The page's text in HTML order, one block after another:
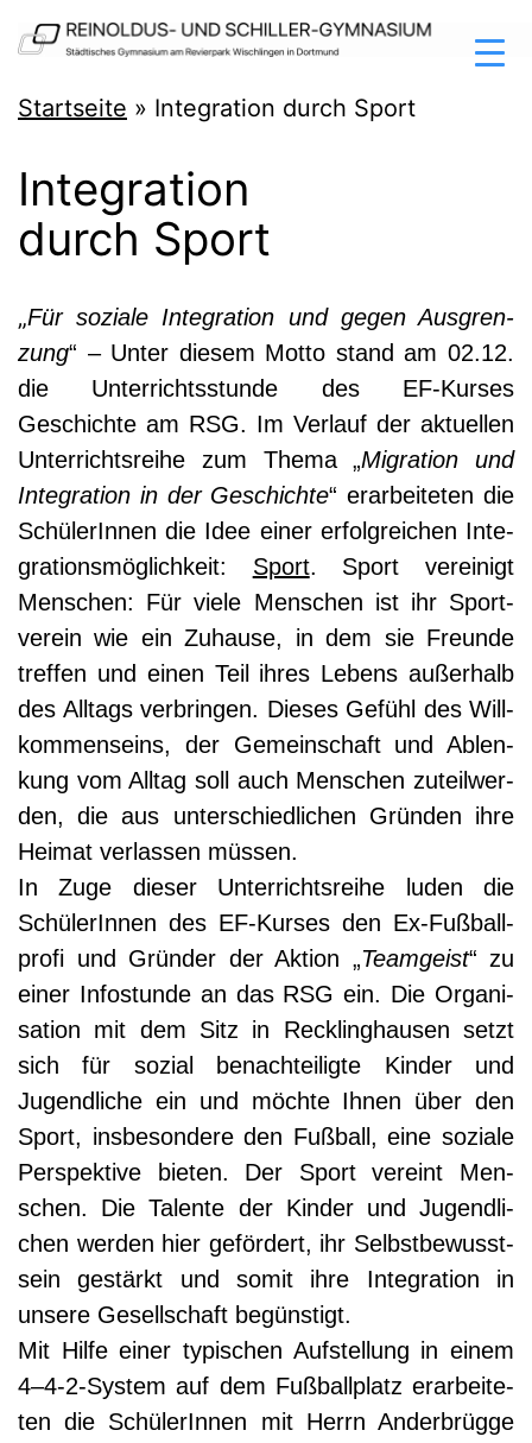
Zum
Inhalt
springen
Reinoldus-
Schiller-
Gymnasium
Startseite » Integration durch Sport
Integration
durch Sport
„Für sozia­le Inte­gra­ti­on und gegen Aus­gren­
zung“ – Unter die­sem Mot­to stand am 02.12.
die Unter­richts­stun­de des EF-Kur­ses
Geschich­te am RSG. Im Ver­lauf der aktu­el­len
Unter­richts­rei­he zum The­ma „Migra­ti­on und
Inte­gra­ti­on in der Geschich­te“ erar­bei­te­ten die
Schü­le­rIn­nen die Idee einer erfolg­rei­chen Inte­
gra­ti­ons­mög­lich­keit: Sport. Sport ver­ei­nigt
Men­schen: Für vie­le Men­schen ist ihr Sport­
ver­ein wie ein Zuhau­se, in dem sie Freun­de
tref­fen und einen Teil ihres Lebens außer­halb
des All­tags ver­brin­gen. Die­ses Gefühl des Will­
kom­men­seins, der Gemein­schaft und Ablen­
kung vom All­tag soll auch Men­schen zuteil­wer­
den, die aus unter­schied­li­chen Grün­den ihre
Hei­mat ver­las­sen müssen.
In Zuge die­ser Unter­richts­rei­he luden die
Schü­le­rIn­nen des EF-Kur­ses den Ex-Fuß­ball­
pro­fi und Grün­der der Akti­on „Team­geist“ zu
einer Info­stun­de an das RSG ein. Die Orga­ni­
sa­ti­on mit dem Sitz in Reck­ling­hau­sen setzt
sich für sozi­al benach­tei­lig­te Kin­der und
Jugend­li­che ein und möch­te Ihnen über den
Sport, ins­be­son­de­re den Fuß­ball, eine sozia­le
Per­spek­ti­ve bie­ten. Der Sport ver­eint Men­
schen. Die Talen­te der Kin­der und Jugend­li­
chen wer­den hier geför­dert, ihr Selbst­be­wusst­
sein gestärkt und somit ihre Inte­gra­ti­on in
unse­re Gesell­schaft begünstigt.
Mit Hil­fe einer typi­schen Auf­stel­lung in einem
4–4‑2-System auf dem Fuß­ball­platz erar­bei­te­
ten die Schü­le­rIn­nen mit Herrn Ander­brüg­ge